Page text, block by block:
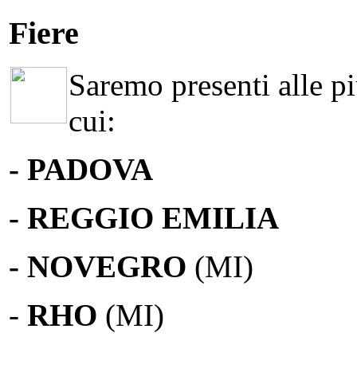
Fiere
Saremo presenti alle
cui:
- PADOVA
- REGGIO EMILIA
- NOVEGRO (MI)
- RHO (MI)